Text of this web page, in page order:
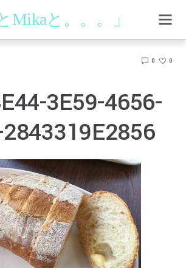
Mikaと。。。」
0
0
3E59-4656-